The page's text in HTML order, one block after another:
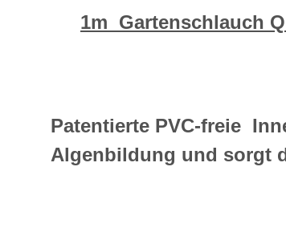
1m Gartenschlauch
Patentierte PVC-freie
Algenbildung und sorgt